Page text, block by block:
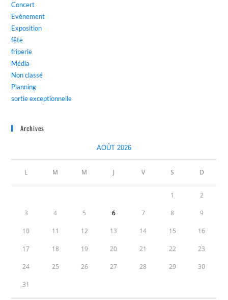
Concert
Evènement
Exposition
fête
friperie
Média
Non classé
Planning
sortie exceptionnelle
Archives
AOÛT 2026
L M M J V S D
1 2
3 4 5 6 7 8 9
10 11 12 13 14 15 16
17 18 19 20 21 22 23
24 25 26 27 28 29 30
31